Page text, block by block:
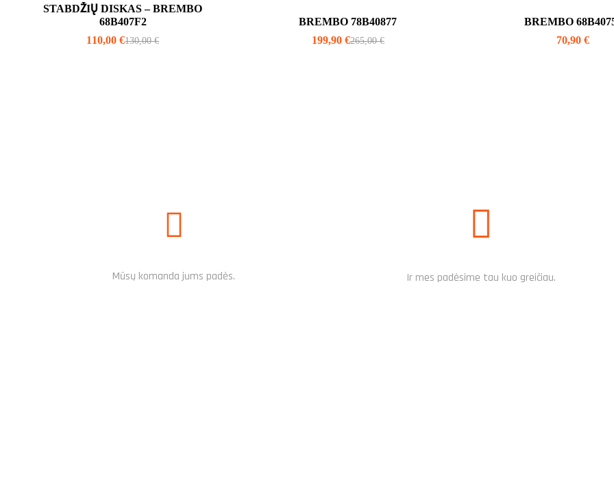
STABDŽIŲ DISKAS – BREMBO
68B407F2
130,00€
110,00€
BREMBO 78B40877
265,00€
199,90 €
BREMBO
70,90€
Mūsų komanda jums padės. Ir mes padėsime tau kuo greičiau.